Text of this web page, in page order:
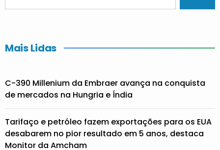
Mais Lidas
C-390 Millenium da Embraer avança na conquista
de mercados na Hungria e Índia
Tarifaço e petróleo fazem exportações para os EUA
desabarem no pior resultado em 5 anos, destaca
Monitor da Amcham